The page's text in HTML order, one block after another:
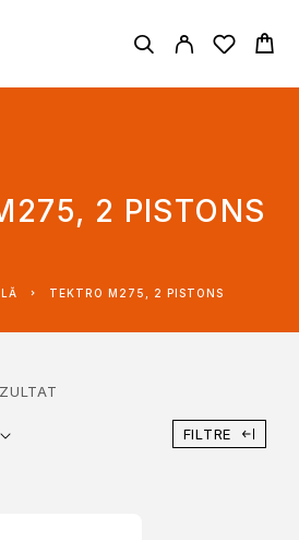
2 PISTONS
TEKTRO M275, 2 PISTONS
FILTRE